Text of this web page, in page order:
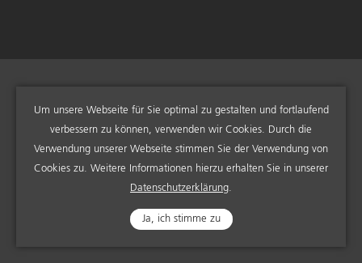
Um unsere Webseite für Sie optimal zu gestalten und fortlaufend
verbessern zu können, verwenden wir Cookies. Durch die
Verwendung unserer Webseite stimmen Sie der Verwendung von
Cookies zu. Weitere Informationen hierzu erhalten Sie in unserer
Datenschutzerklärung.
Ja, ich stimme zu